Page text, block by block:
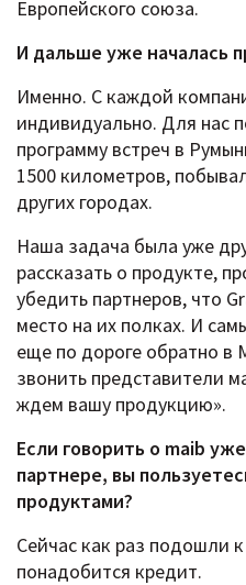
Европейского союза.
И дальше уже началась
Именно. С каждой
индивидуально. Для нас
программу встреч в
1500 километров,
других городах.
Наша задача была уже
рассказать о продукте,
убедить партнеров, что
место на их полках. И
еще по дороге обратно в
звонить представители
ждем вашу продукцию».
Если говорить о maib
партнере, вы
продуктами?
Сейчас как раз подошли
понадобится кредит.